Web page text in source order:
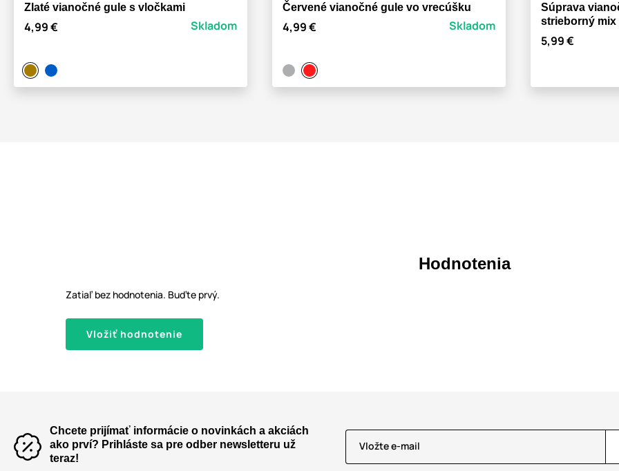
Zlaté vianočné gule s vločkami
4,99 € Skladom
Červené vianočné gule vo vrecúšku
4,99 € Skladom
Súprava
strieborný mix
5,99 €
Hodnotenia
Zatiaľ bez hodnotenia. Buďte prvý.
Vložiť hodnotenie
Chcete prijímať informácie o novinkách a akciách
ako prví? Prihláste sa pre odber newsletteru už
teraz!
Vložte e-mail